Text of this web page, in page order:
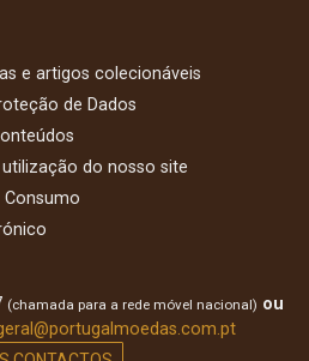
e artigos colecionáveis
de Dados
do nosso site
(chamada para a rede móvel nacional) ou